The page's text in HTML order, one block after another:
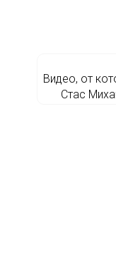
Видео, от
Стас